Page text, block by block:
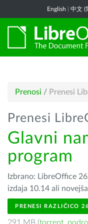
English 中文 (
Prenosi / Prenesi
Prenesi
Glavni
program
Izbrano: LibreOffice
izdaja 10.14 ali
PRENESI RAZLIČICO